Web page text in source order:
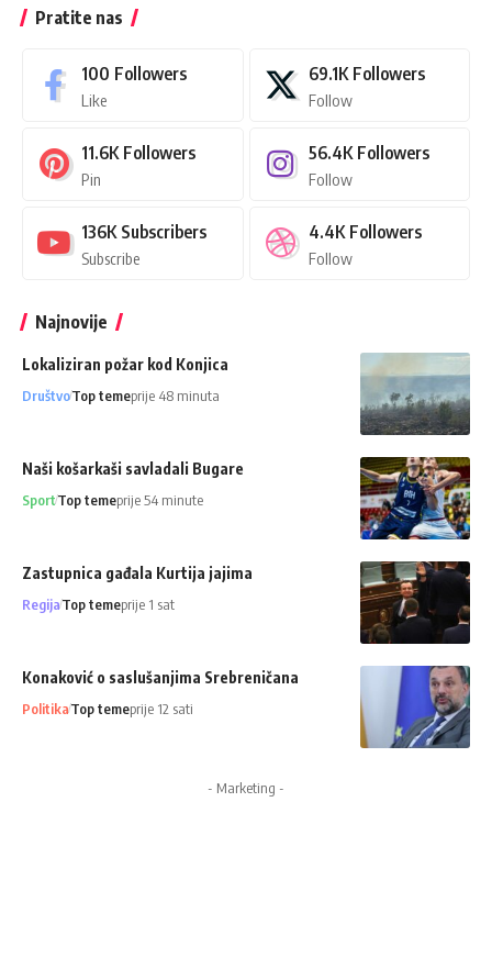
Pratite nas
100 Followers
Like
69.1K Followers
Follow
11.6K Followers
Pin
56.4K Followers
Follow
136K Subscribers
Subscribe
4.4K Followers
Follow
Najnovije
Lokaliziran požar kod Konjica
DruštvoTop temeprije 48 minuta
Naši košarkaši savladali Bugare
SportTop temeprije 54 minute
Zastupnica gađala Kurtija jajima
RegijaTop temeprije 1 sat
Konaković o saslušanjima Srebreničana
PolitikaTop temeprije 12 sati
- Marketing -